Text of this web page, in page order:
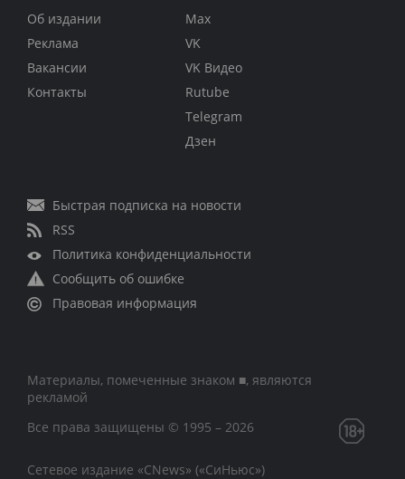
Об издании
Реклама
Вакансии
Контакты
Max
VK
VK Видео
Rutube
Telegram
Дзен
Быстрая подписка на новости
RSS
Политика конфиденциальности
Сообщить об ошибке
Правовая информация
Материалы, помеченные знаком ■, являются
рекламой
Все права защищены © 1995 – 2026
Сетевое издание «CNews» («СиНьюс»)